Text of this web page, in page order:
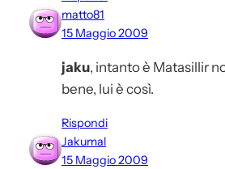
matto81
15 Maggio 2009
jaku, intanto è Matasillir
bene, lui è così.
Rispondi
Jakumal
15 Maggio 2009